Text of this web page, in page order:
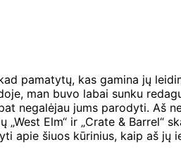
pamatytų, kas gamina jų
man buvo labai sunku
negalėjau jums parodyti. Aš
Elm“ ir „Crate & Barrel“
apie šiuos kūrinius, kaip aš jų